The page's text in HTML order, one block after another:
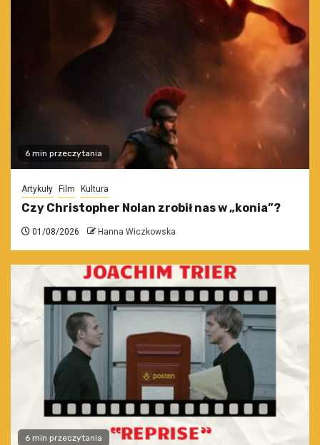
6 min przeczytania
Artykuły Film Kultura
Czy Christopher Nolan zrobił nas w „konia”?
01/08/2026 Hanna Wiczkowska
6 min przeczytania